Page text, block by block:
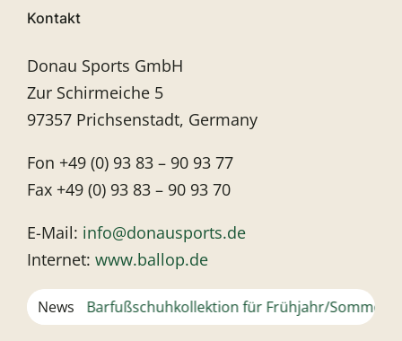
Kontakt
Donau Sports GmbH
Zur Schirmeiche 5
97357 Prichsenstadt, Germany
Fon +49 (0) 93 83 – 90 93 77
Fax +49 (0) 93 83 – 90 93 70
E-Mail: info@donausports.de
Internet: www.ballop.de
News
Neue Barfußschuhkollektion für Frühjahr/Sommer 2024